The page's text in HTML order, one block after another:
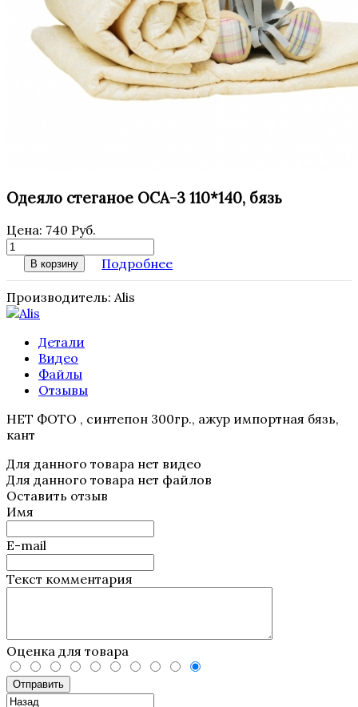
Одеяло стеганое ОСА-3 110*140, бязь
Цена: 740 Руб.
В корзину Подробнее
Производитель: Alis
Детали
Видео
Файлы
Отзывы
НЕТ ФОТО , синтепон 300гр., ажур импортная бязь,
кант
Для данного товара нет видео
Для данного товара нет файлов
Оставить отзыв
Имя
E-mail
Текст комментария
Оценка для товара
Отправить